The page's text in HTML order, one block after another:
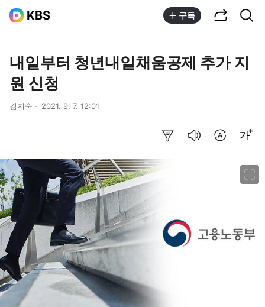
KBS 구독
내일부터 청년내일채움공제 추가 지
원 신청
김지숙 2021. 9. 7. 12:01